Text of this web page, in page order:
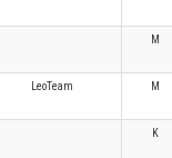
M
LeoTeam M
K